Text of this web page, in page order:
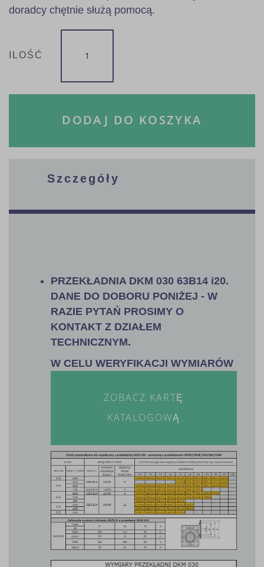
doradcy chętnie służą pomocą.
ILOŚĆ
DODAJ DO KOSZYKA
Szczegóły
PRZEKŁADNIA DKM 030 63B14 i20.
DANE DO DOBORU PONIŻEJ - W
RAZIE PYTAŃ PROSIMY O
KONTAKT Z DZIAŁEM
TECHNICZNYM.
W CELU WERYFIKACJI WYMIARÓW
ZOBACZ KARTĘ
KATALOGOWĄ